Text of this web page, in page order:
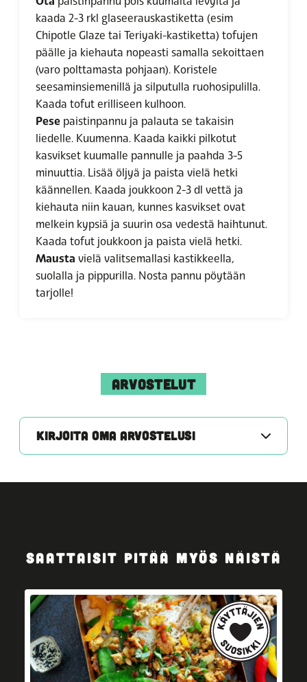
kaada 2-3 rkl glaseerauskastiketta (esim
Chipotle Glaze tai Teriyaki-kastiketta) tofujen
päälle ja kiehauta nopeasti samalla sekoittaen
(varo polttamasta pohjaan). Koristele
seesaminsiemenillä ja silputulla ruohosipulilla.
Kaada tofut erilliseen kulhoon.
Pese paistinpannu ja palauta se takaisin
liedelle. Kuumenna. Kaada kaikki pilkotut
kasvikset kuumalle pannulle ja paahda 3-5
minuuttia. Lisää öljyä ja paista vielä hetki
käännellen. Kaada joukkoon 2-3 dl vettä ja
kiehauta niin kauan, kunnes kasvikset ovat
melkein kypsiä ja suurin osa vedestä haihtunut.
Kaada tofut joukkoon ja paista vielä hetki.
Mausta vielä valitsemallasi kastikkeella,
suolalla ja pippurilla. Nosta pannu pöytään
tarjolle!
ARVOSTELUT
KIRJOITA OMA ARVOSTELUSI
SAATTAISIT PITÄÄ MYÖS NÄISTÄ